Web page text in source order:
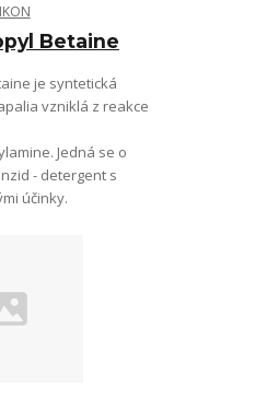
Betaine
je syntetická
vzniklá z reakce
Jedná se o
- detergent s
účinky.